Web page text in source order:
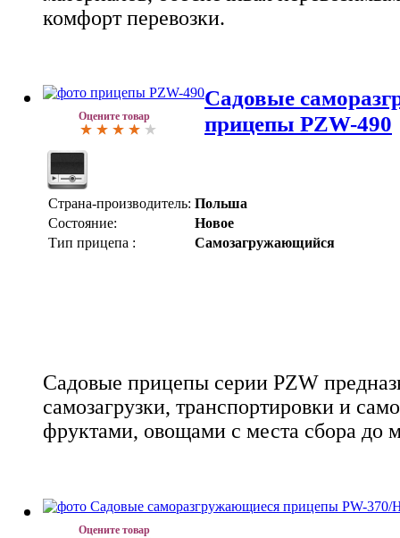
комфорт перевозки.
Оцените товар
Садовые
прицепы PZW-490
Страна-производитель: Польша
Состояние:
Новое
Тип прицепа :
Самозагружающийся
Садовые прицепы серии PZW
самозагрузки, транспортировки и
фруктами, овощами с места сбора до
Оцените товар